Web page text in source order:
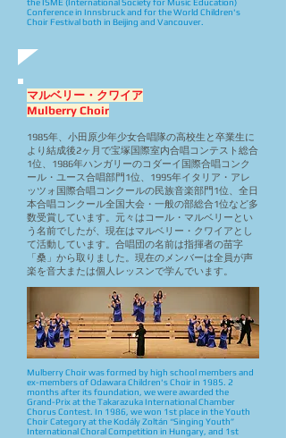
the ISME (International Society for Music Education)
Conference in Innsbruck and for the World Children's
Choir Festival both in Beijing and Vancouver.
マルベリー・クワイア
Mulberry Choir
1985年、小田原少年少女合唱隊の高校生と卒業生に
より結成後2ヶ月で宝塚国際室内合唱コンテスト総合
1位、1986年ハンガリーのコダーイ国際合唱コンク
ール・ユース合唱部門1位、1995年イタリア・アレ
ッツォ国際合唱コンクールの民族音楽部門1位、全日
本合唱コンクール全国大会・一般の部総合1位など多
数受賞しています。元々はコール・マルベリーとい
う名前でしたが、現在はマルベリー・クワイアとし
て活動しています。合唱団の名前は指揮者の苗字
「桑」から取りました。現在のメンバーは全員が声
楽を音大または個人レッスンで学んでいます。
Mulberry Choir was formed by high school members and
ex-members of Odawara Children's Choir in 1985. 2
months after its foundation, we were awarded the
Grand-Prix at the Takarazuka International Chamber
Chorus Contest. In 1986, we won 1st place in the Youth
Choir Category at the Kodály Zoltán “Singing Youth”
International Choral Competition in Hungary, and 1st